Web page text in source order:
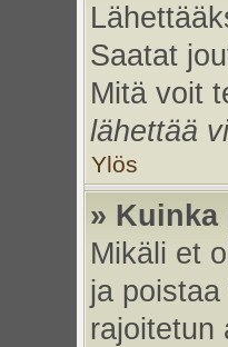
Saatat
Mitä voit
lähettää
Ylös
»
Mikäli et
ja
rajoitetun